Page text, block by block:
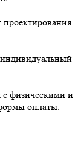
с физическими и
оплаты.